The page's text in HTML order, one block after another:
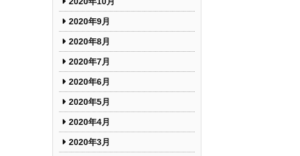
2020年9月
2020年8月
2020年7月
2020年6月
2020年5月
2020年4月
2020年3月